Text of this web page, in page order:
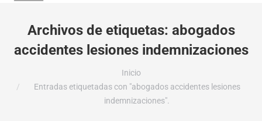
Archivos de etiquetas: abogados
accidentes lesiones indemnizaciones
Inicio
Entradas etiquetadas con "abogados accidentes lesiones
indemnizaciones".